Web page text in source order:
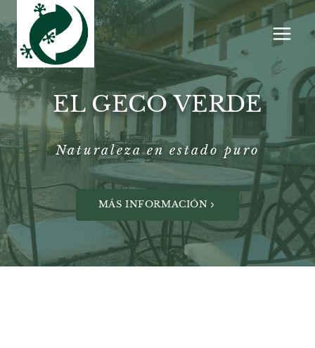
al
contenido
EL GECO VERDE
Naturaleza en estado puro
MÁS INFORMACIÓN